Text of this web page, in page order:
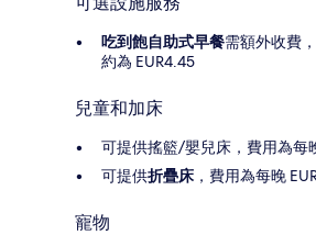
吃到飽自助式早餐需額外收費
約為 EUR4.45
兒童和加床
可提供搖籃/嬰兒床，費用為每
可提供折疊床 ，費用為每晚
寵物